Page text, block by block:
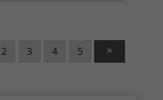
2 3 4 5